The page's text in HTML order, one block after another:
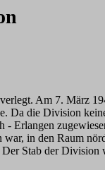
Am 7. März
Da die Division
Erlangen
in den Raum
Stab der Division